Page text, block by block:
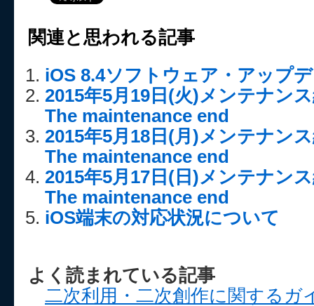
関連と思われる記事
iOS 8.4ソフトウェア・アップ
2015年5月19日(火)メンテナン
The maintenance end
2015年5月18日(月)メンテナン
The maintenance end
2015年5月17日(日)メンテナン
The maintenance end
iOS端末の対応状況について
よく読まれている記事
二次利用・二次創作に関するガ